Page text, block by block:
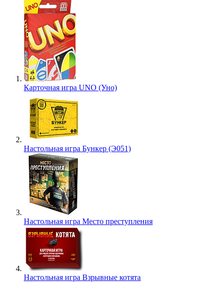
Карточная игра UNO (Уно)
Настольная игра Бункер (Э051)
Настольная игра Место преступления
Настольная игра Взрывные котята